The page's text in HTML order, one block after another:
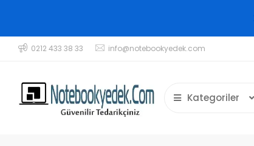
0212 433 38 33 info@notebookyedek.com
Kategoriler